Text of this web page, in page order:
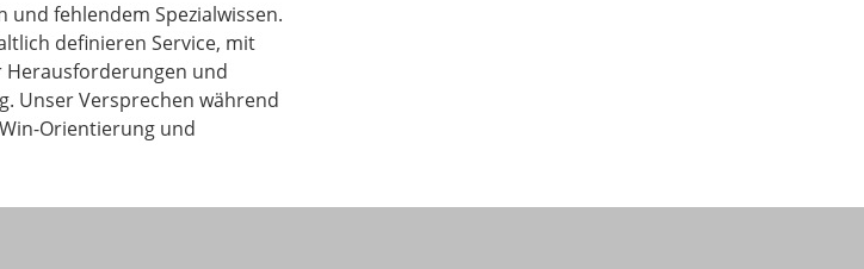
und fehlendem Spezialwissen.
definieren Service, mit
Herausforderungen und
Unser Versprechen während
Orientierung und